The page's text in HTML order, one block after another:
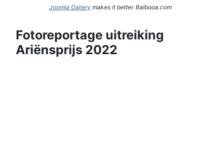
Joomla Gallery makes it better. Balbooa.com
Fotoreportage uitreiking
Ariënsprijs 2022